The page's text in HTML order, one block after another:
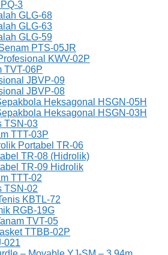
3
GLG-68
GLG-63
GLG-59
PTS-05JR
KWV-02P
TVT-06P
JBVP-09
JBVP-08
Heksagonal HSGN-05H
Heksagonal HSGN-03H
TSN-03
TTT-03P
Portabel TR-06
TR-08 (Hidrolik)
TR-09 Hidrolik
TTT-02
TSN-02
KBTL-72
RGB-19G
TVT-05
TTBB-02P
021